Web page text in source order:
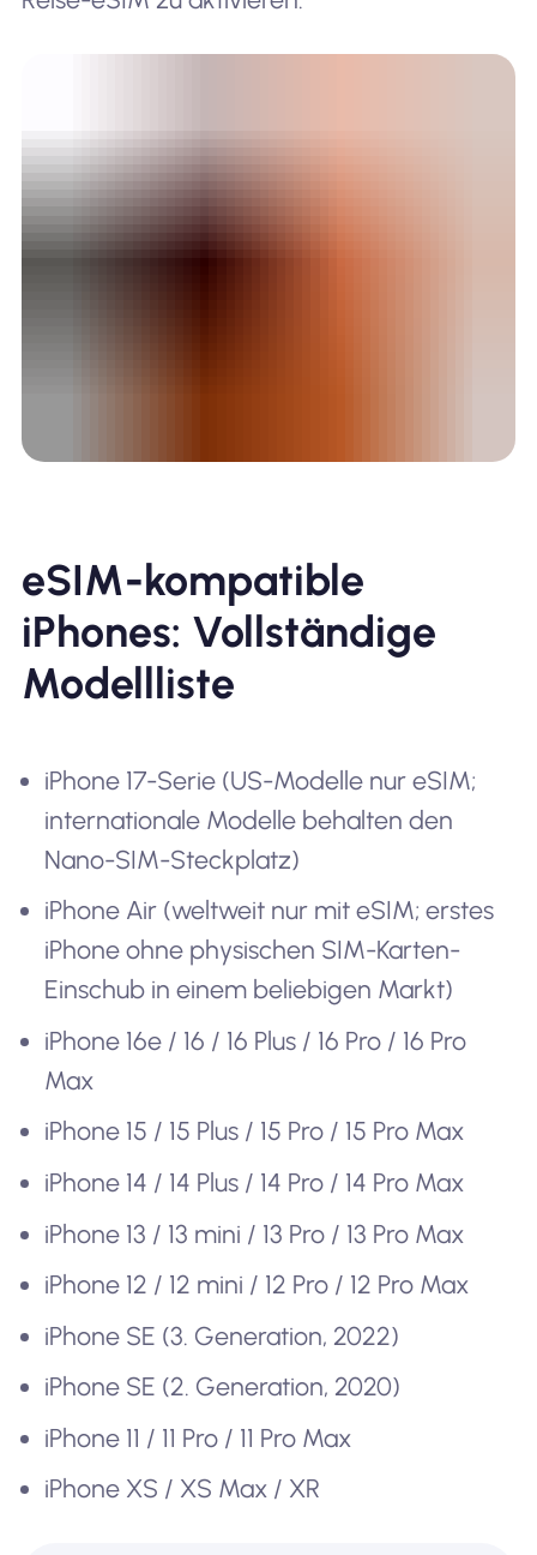
eSIM-kompatible
iPhones: Vollständige
Modellliste
iPhone 17-Serie (US-Modelle nur eSIM;
internationale Modelle behalten den
Nano-SIM-Steckplatz)
iPhone Air (weltweit nur mit eSIM; erstes
iPhone ohne physischen SIM-Karten-
Einschub in einem beliebigen Markt)
iPhone 16e / 16 / 16 Plus / 16 Pro / 16 Pro
Max
iPhone 15 / 15 Plus / 15 Pro / 15 Pro Max
iPhone 14 / 14 Plus / 14 Pro / 14 Pro Max
iPhone 13 / 13 mini / 13 Pro / 13 Pro Max
iPhone 12 / 12 mini / 12 Pro / 12 Pro Max
iPhone SE (3. Generation, 2022)
iPhone SE (2. Generation, 2020)
iPhone 11 / 11 Pro / 11 Pro Max
iPhone XS / XS Max / XR